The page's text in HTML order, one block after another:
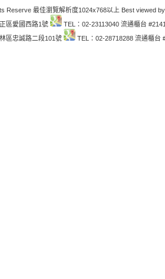
Reserve 最佳瀏覽解析度1024x768以上 Best viewed
區愛國西路1號
TEL：02-23113040 流通櫃台
區忠誠路二段101號
TEL：02-28718288 流通櫃台